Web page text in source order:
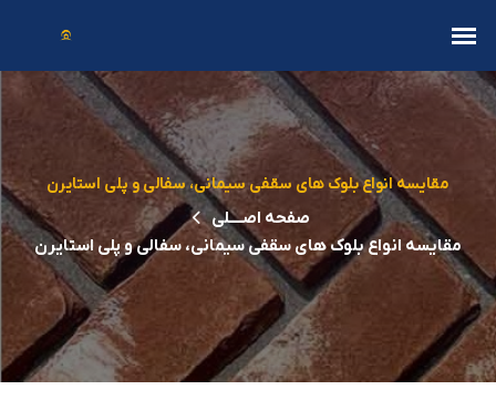
مقایسه انواع بلوک های سقفی سیمانی، سفالی و پلی استایرن
صفحه اصــــلی
مقایسه انواع بلوک های سقفی سیمانی، سفالی و پلی استایرن